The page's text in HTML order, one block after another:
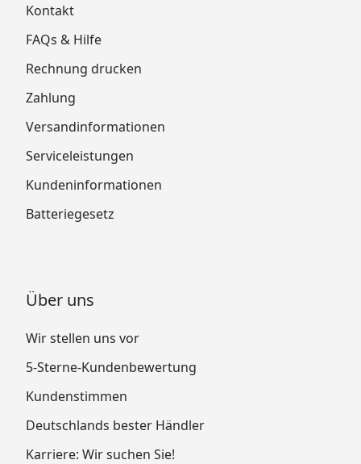
Kontakt
FAQs & Hilfe
Rechnung drucken
Zahlung
Versandinformationen
Serviceleistungen
Kundeninformationen
Batteriegesetz
Über uns
Wir stellen uns vor
5-Sterne-Kundenbewertung
Kundenstimmen
Deutschlands bester Händler
Karriere: Wir suchen Sie!